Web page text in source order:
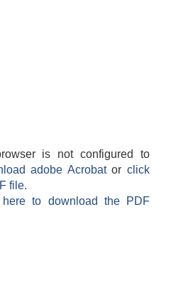
is not configured to
adobe Acrobatorclick
file.
to download the PDF